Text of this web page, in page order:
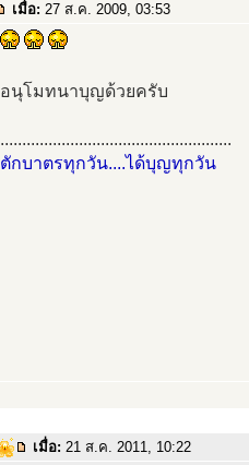
เมื่อ: 27 ส.ค. 2009, 03:53
อนุโมทนาบุญด้วยครับ
.....................................................
ตักบาตรทุกวัน....ได้บุญทุกวัน
เมื่อ: 21 ส.ค. 2011, 10:22